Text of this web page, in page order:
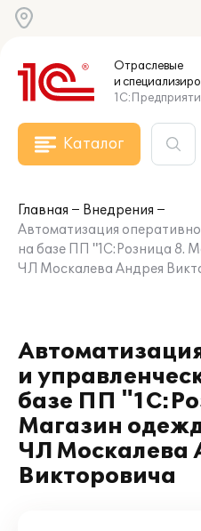
Отраслевые
и
Каталог
Главная
Внедрения
Автоматизация
на базе ПП "1C:Розница 8.
ЧЛ Москалева Андрея
и
базе ПП
Магазин
ЧЛ Москалева
Викторовича